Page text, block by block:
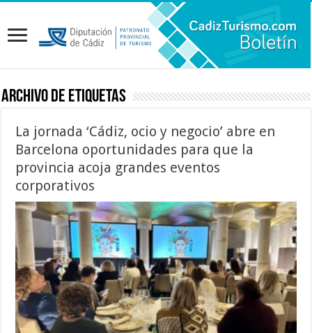
Archivo de etiquetas
La jornada ‘Cádiz, ocio y negocio’ abre en
Barcelona oportunidades para que la
provincia acoja grandes eventos
corporativos